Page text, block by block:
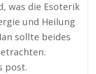
was die Esoterik
und Heilung
sollte beides
post.